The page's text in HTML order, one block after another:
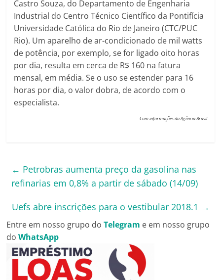
Castro Souza, do Departamento de Engenharia
Industrial do Centro Técnico Científico da Pontifícia
Universidade Católica do Rio de Janeiro (CTC/PUC
Rio). Um aparelho de ar-condicionado de mil watts
de potência, por exemplo, se for ligado oito horas
por dia, resulta em cerca de R$ 160 na fatura
mensal, em média. Se o uso se estender para 16
horas por dia, o valor dobra, de acordo com o
especialista.
Com informações da Agência Brasil
← Petrobras aumenta preço da gasolina nas
refinarias em 0,8% a partir de sábado (14/09)
Uefs abre inscrições para o vestibular 2018.1 →
Entre em nosso grupo doTelegram e em nosso grupo
doWhatsApp